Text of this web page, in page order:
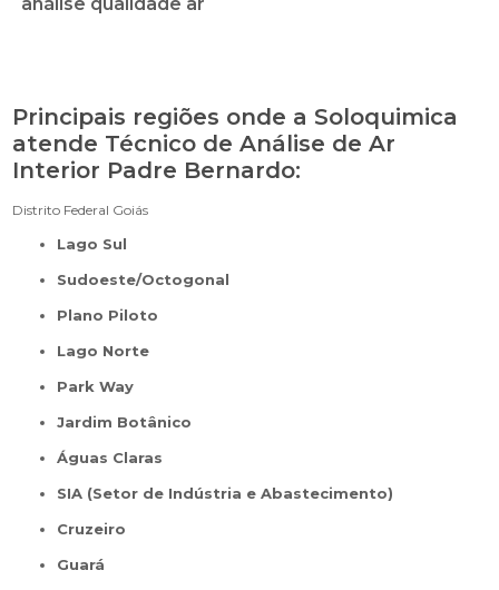
análise qualidade ar
Principais regiões onde a Soloquimica
atende Técnico de Análise de Ar
Interior Padre Bernardo:
Distrito Federal Goiás
Lago Sul
Sudoeste/Octogonal
Plano Piloto
Lago Norte
Park Way
Jardim Botânico
Águas Claras
SIA (Setor de Indústria e Abastecimento)
Cruzeiro
Guará